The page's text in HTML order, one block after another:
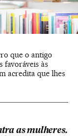
que o antigo
favoráveis às
acredita que lhes
as mulheres.